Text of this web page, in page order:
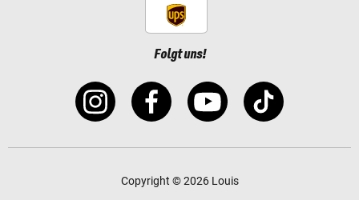
Folgt uns!
Copyright © 2026 Louis